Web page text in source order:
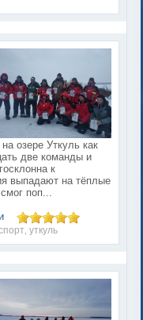
озере Уткуль как
две команды и
к
выпадают на тёплые
поп...
,уткуль